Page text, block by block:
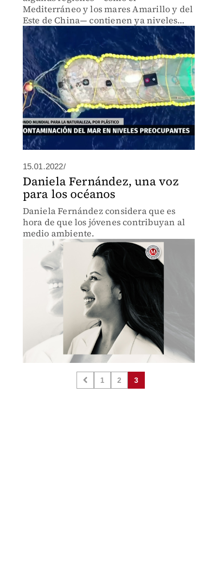
Mediterráneo y los mares Amarillo y del
Este de China— contienen ya niveles
peligrosos de plástico.
15.01.2022/
Daniela Fernández, una voz
para los océanos
Daniela Fernández considera que es
hora de que los jóvenes contribuyan al
medio ambiente.
1 2 3